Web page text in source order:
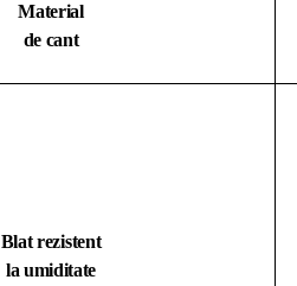
Material
de cant
Blat rezistent
la umiditate